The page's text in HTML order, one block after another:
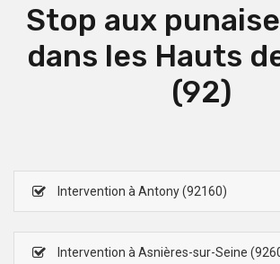
Stop aux
dans les Hauts
(92)
Intervention à Antony (92160)
Intervention à Asnières-sur-Seine